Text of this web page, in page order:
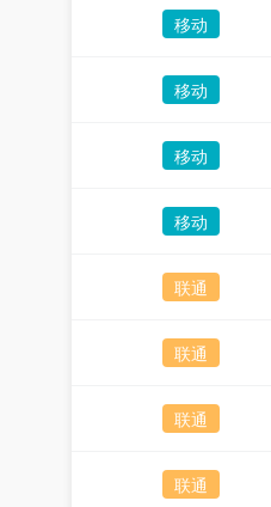
移动
移动
移动
移动
联通
联通
联通
联通